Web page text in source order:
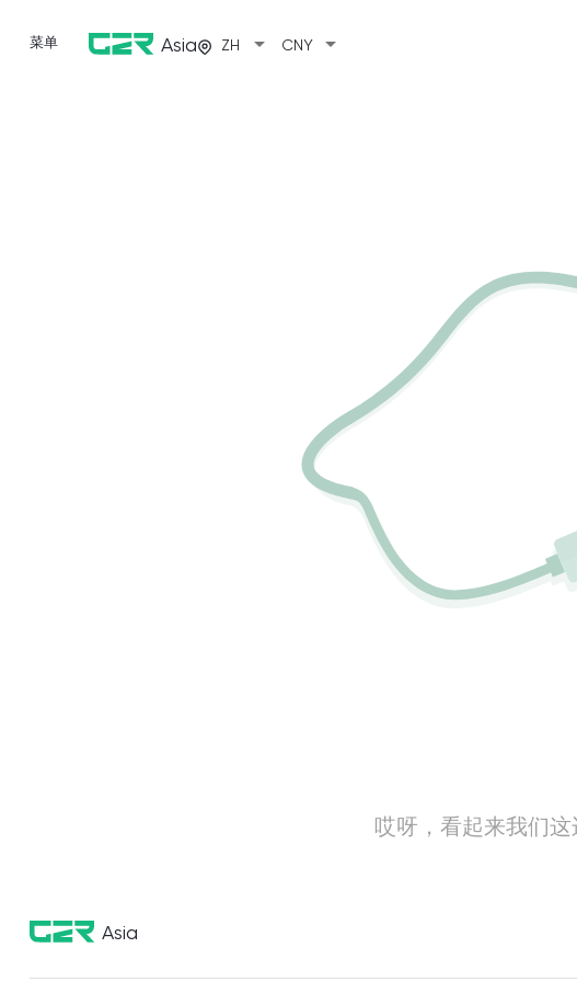
菜单 Asia ZH arrow_drop_down CNY arrow_drop_down
哎呀，看起来我们
Asia